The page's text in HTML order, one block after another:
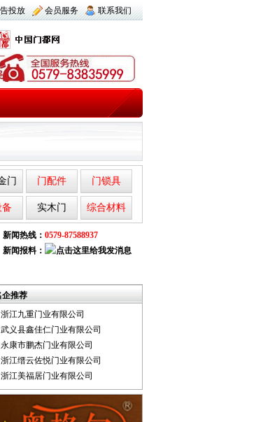
投放 会员服务 联系我们
门 门配件 门锁具
备 实木门 综合材料
新闻热线：
新闻报料：
0579-87588937
企推荐
浙江九重门业有限公司
武义县鑫佳仁门业有限公司
永康市鹏杰门业有限公司
浙江缙云佐悦门业有限公司
浙江美福居门业有限公司